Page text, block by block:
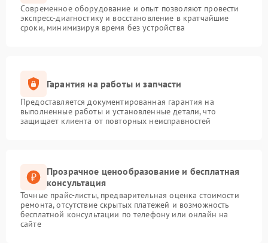
Современное оборудование и опыт позволяют провести
экспресс-диагностику и восстановление в кратчайшие
сроки, минимизируя время без устройства
Гарантия на работы и запчасти
Предоставляется документированная гарантия на
выполненные работы и установленные детали, что
защищает клиента от повторных неисправностей
Прозрачное ценообразование и бесплатная
консультация
Точные прайс-листы, предварительная оценка стоимости
ремонта, отсутствие скрытых платежей и возможность
бесплатной консультации по телефону или онлайн на
сайте